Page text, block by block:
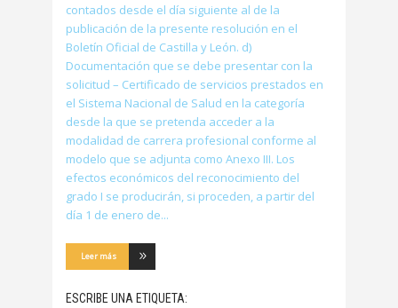
contados desde el día siguiente al de la
publicación de la presente resolución en el
Boletín Oficial de Castilla y León. d)
Documentación que se debe presentar con la
solicitud – Certificado de servicios prestados en
el Sistema Nacional de Salud en la categoría
desde la que se pretenda acceder a la
modalidad de carrera profesional conforme al
modelo que se adjunta como Anexo III. Los
efectos económicos del reconocimiento del
grado I se producirán, si proceden, a partir del
día 1 de enero de
Leer más
ESCRIBE UNA ETIQUETA: